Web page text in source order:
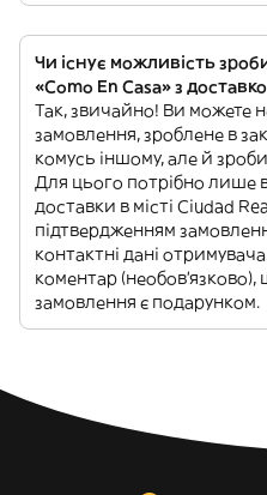
Чи існує можливість
«Como En Casa» з
Так, звичайно! Ви можете
замовлення, зроблене в
комусь іншому, але й
Для цього потрібно лише
доставки в місті Ciudad
підтвердженням
контактні дані
коментар (необов'язково),
замовлення є подарунком.